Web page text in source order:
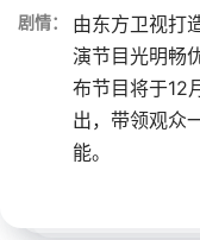
剧情：
由东方卫视打
演节目光明畅
布节目将于12
出，带领观众
能。